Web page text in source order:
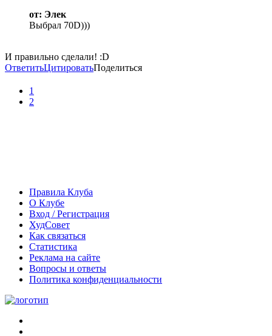
от: Элек
Выбрал 70D)))
И правильно сделали! :D
ОтветитьЦитироватьПоделиться
1
2
Правила Клуба
О Клубе
Вход / Регистрация
ХудСовет
Как связаться
Статистика
Реклама на сайте
Вопросы и ответы
Политика конфиденциальности